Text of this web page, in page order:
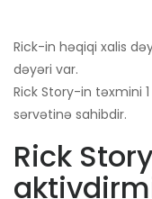
Rick-in həqiqi xalis
dəyəri var.
Rick Story-in təxmini
sərvətinə sahibdir.
Rick